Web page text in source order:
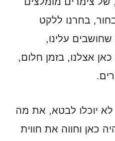
בחרנו ללקט
עלינו,
אצלנו, בזמן חלום,
לא יוכלו לבטא, את מה
כאן וחווה את חווית